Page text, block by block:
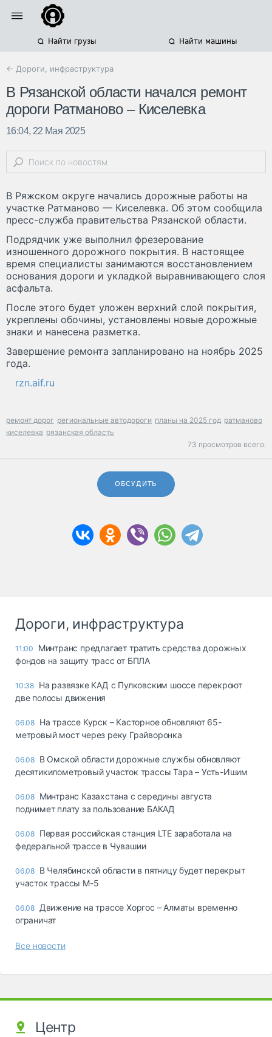
Найти грузы Найти машины
← Дороги, инфраструктура
В Рязанской области начался ремонт
дороги Ратманово – Киселевка
16:04, 22 Мая 2025
В Ряжском округе начались дорожные работы на
участке Ратманово — Киселевка. Об этом сообщила
пресс-служба правительства Рязанской области.
Подрядчик уже выполнил фрезерование
изношенного дорожного покрытия. В настоящее
время специалисты занимаются восстановлением
основания дороги и укладкой выравнивающего слоя
асфальта.
После этого будет уложен верхний слой покрытия,
укреплены обочины, установлены новые дорожные
знаки и нанесена разметка.
Завершение ремонта запланировано на ноябрь 2025
года.
rzn.aif.ru
ремонт дорог региональные автодороги планы на 2025 год ратманово
киселевка рязанская область
73 просмотров всего.
ОБСУДИТЬ
Дороги, инфраструктура
11:00
Минтранс предлагает тратить средства дорожных
фондов на защиту трасс от БПЛА
10:38 На развязке КАД с Пулковским шоссе перекроют
две полосы движения
06.08 На трассе Курск – Касторное обновляют 65-
метровый мост через реку Грайворонка
06.08 В Омской области дорожные службы обновляют
десятикилометровый участок трассы Тара – Усть-Ишим
06.08 Минтранс Казахстана с середины августа
поднимет плату за пользование БАКАД
06.08 Первая российская станция LTE заработала на
федеральной трассе в Чувашии
06.08 В Челябинской области в пятницу будет перекрыт
участок трассы М-5
06.08 Движение на трассе Хоргос – Алматы временно
ограничат
Все новости
Центр